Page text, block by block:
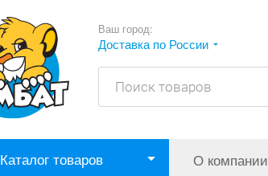
Ваш город:
Доставка по России
Каталог товаров О компании